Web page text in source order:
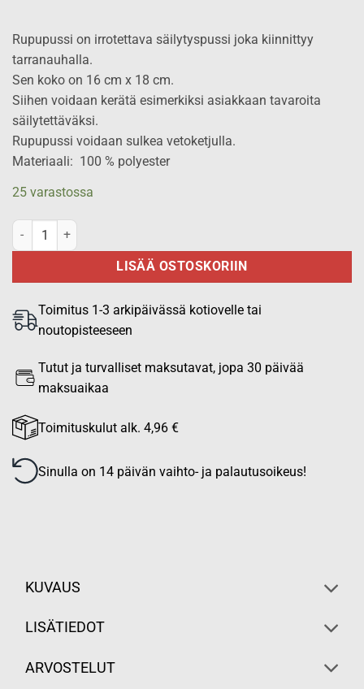
Rupupussi on irrotettava säilytyspussi joka kiinnittyy
tarranauhalla.
Sen koko on 16 cm x 18 cm.
Siihen voidaan kerätä esimerkiksi asiakkaan tavaroita
säilytettäväksi.
Rupupussi voidaan sulkea vetoketjulla.
Materiaali: 100 % polyester
25 varastossa
Rupupussi 16 cm x 18 cm, musta määrä
LISÄÄ OSTOSKORIIN
Toimitus 1-3 arkipäivässä kotiovelle tai
noutopisteeseen
Tutut ja turvalliset maksutavat, jopa 30 päivää
maksuaikaa
Toimituskulut alk. 4,96 €
Sinulla on 14 päivän vaihto- ja palautusoikeus!
KUVAUS
LISÄTIEDOT
ARVOSTELUT